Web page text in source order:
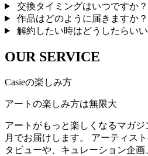
交換タイミングはいつですか？
作品はどのように届きますか？
解約したい時はどうしたらい
OUR SERVICE
Casieの楽しみ方
アートの楽しみ方は無限大
アートがもっと楽しくなるマガ
月でお届けします。 アーティス
タビューや、キュレーション企